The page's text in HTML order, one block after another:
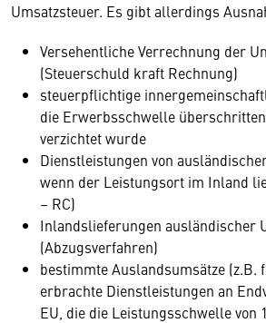
Umsatzsteuer. Es gibt allerdings
Versehentliche Verrechnung der
(Steuerschuld kraft Rechnung)
steuerpflichtige
die Erwerbsschwelle
verzichtet wurde
Dienstleistungen von
wenn der Leistungsort im Inland
– RC)
Inlandslieferungen ausländischer
(Abzugsverfahren)
bestimmte Auslandsumsätze (z.B.
erbrachte Dienstleistungen an
EU, die die Leistungsschwelle von